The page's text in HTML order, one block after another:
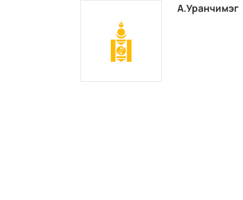
А.Уранчимэг